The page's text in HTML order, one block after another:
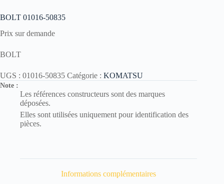
BOLT 01016-50835
Prix sur demande
BOLT
UGS : 01016-50835 Catégorie : KOMATSU
Note :
Les références constructeurs sont des marques
déposées.
Elles sont utilisées uniquement pour identification des
pièces.
Informations complémentaires